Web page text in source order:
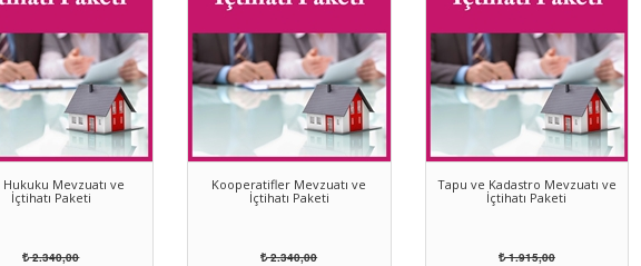
Hukuku Mevzuatı ve
İçtihatı Paketi
2.340,00
Kooperatifler Mevzuatı ve
İçtihatı Paketi
2.340,00
Tapu ve Kadastro Mevzuatı ve
İçtihatı Paketi
1.915,00